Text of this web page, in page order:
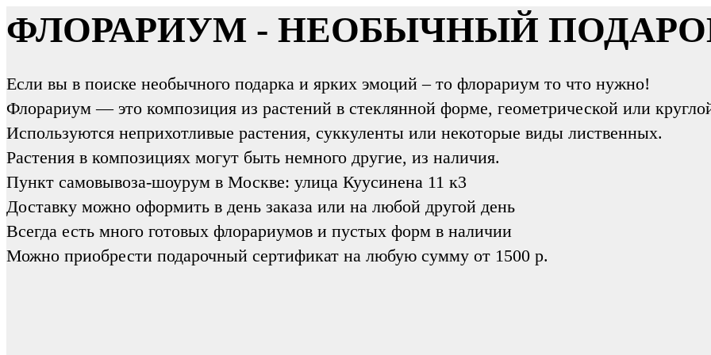
ФЛОРАРИУМ - НЕОБЫЧНЫЙ
Если вы в поиске необычного подарка и ярких эмоций – то флорариум то что нужно!
Флорариум — это композиция из растений в стеклянной форме, геометрической или
Используются неприхотливые растения, суккуленты или некоторые виды лиственных.
Растения в композициях могут быть немного другие, из наличия.
Пункт самовывоза-шоурум в Москве: улица Куусинена 11 к3
Доставку можно оформить в день заказа или на любой другой день
Всегда есть много готовых флорариумов и пустых форм в наличии
Можно приобрести подарочный сертификат на любую сумму от 1500 р.